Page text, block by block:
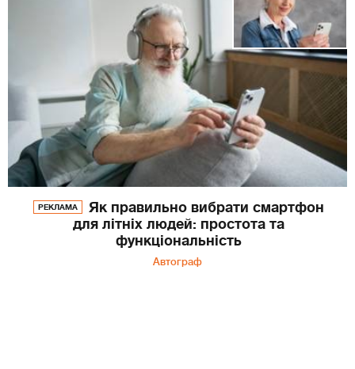
РЕКЛАМА
Як правильно вибрати смартфон
для літніх людей: простота та
функціональність
Автограф